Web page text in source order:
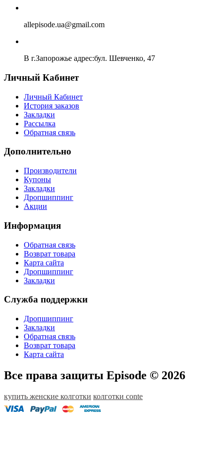
allepisode.ua@gmail.com
В г.Запорожье адрес:бул. Шевченко, 47
Личный Кабинет
Личный Кабинет
История заказов
Закладки
Рассылка
Обратная связь
Дополнительно
Производители
Купоны
Закладки
Дропшиппинг
Акции
Информация
Обратная связь
Возврат товара
Карта сайта
Дропшиппинг
Закладки
Служба поддержки
Дропшиппинг
Закладки
Обратная связь
Возврат товара
Карта сайта
Все права защиты Episode © 2026
купить женские колготки колготки conte